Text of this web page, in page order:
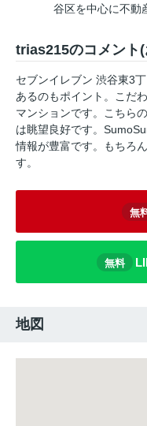
谷区を中心に不動
trias215のコメント
セブンイレブン 渋谷東3
あるのもポイント。こだ
マンションです。こちら
は眺望良好です。
情報が豊富です。もちろ
す。
無
無料
地図